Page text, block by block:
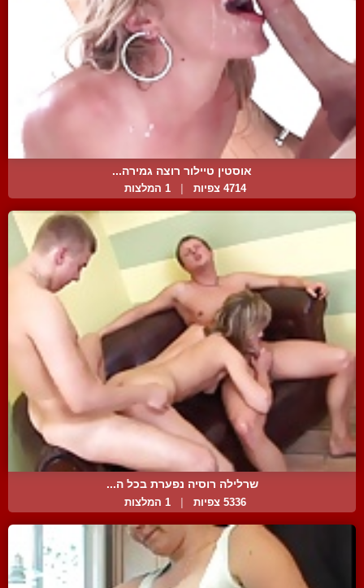
אוסטין טיילור רוצה גמירה...
4714 צפיות 1 המלצות
שרלילה רוסיה נפערת בכל ה...
5336 צפיות 1 המלצות